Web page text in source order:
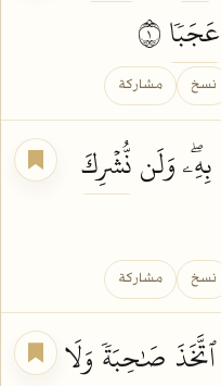
عَجَبٗا
نسخ مشاركة
بِهِۦۖ وَلَننُّشۡرِكَ
نسخ مشاركة
ٱتَّخَذَ صَٰحِبَةٗوَلَا